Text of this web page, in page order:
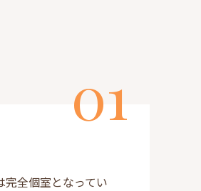
完全個室となってい